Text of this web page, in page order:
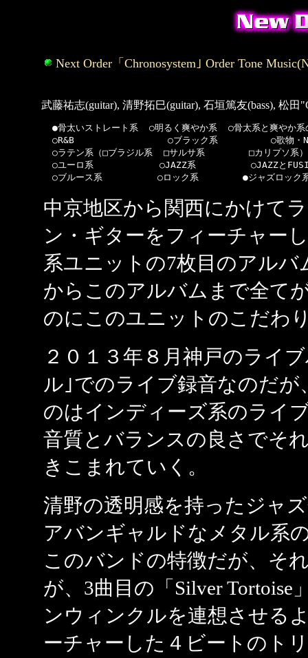
Next Order「Chronosystem｣ Order Tone
武藤祐志(guitar), 清野拓巳(guitar), 石垣篤友(bass), 松田
●骨太いストレート系  ○明るく爽やか系  ○骨太系と爽やか
○R&B                 ○ブラック系  　      ○
○ラテン系（□ブラジル系  □サルサ系        □
○ユーロ系            ○JAZZ系          ○JAZZと
中京地区から関西にかけて
ン・ギターをフィーチャー
系ユニットの7枚目のアル
からこのアルバムまで全て
のにこのユニットのこだわ
２０１３年８月神戸のライ
ル｣でのライブ録音なのだ
のはインディーズ系のライ
音質とバランスの良さでそ
きこまれていく。
清野の透明感を持ったジャ
アバンギャルドなメタル系
このバンドの特徴だが、そ
が、3曲目の「Silver
ンウィンクルを連想させる
ーチャーした４ビートのト